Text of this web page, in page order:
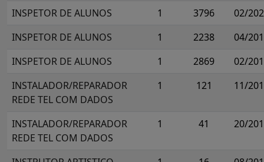
INSPETOR DE ALUNOS
1 3796
02/
INSPETOR DE ALUNOS
1 2238
04/
INSPETOR DE ALUNOS
1 2869
02/
INSTALADOR/REPARADOR
REDE TEL COM DADOS
1 121 11/
INSTALADOR/REPARADOR
REDE TEL COM DADOS
1 41 20/